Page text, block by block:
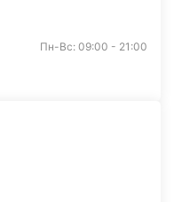
Пн-Вс: 09:00 - 21:00